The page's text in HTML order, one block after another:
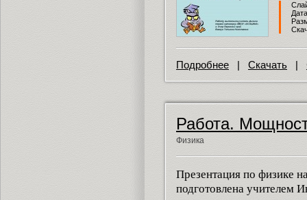
Подробнее | Скачать |
Работа.
Физика
Презентация по физике
подготовлена учителем